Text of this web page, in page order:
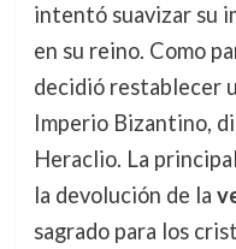
intentó suavizar su
en su reino. Como
decidió restablecer
Imperio Bizantino,
Heraclio. La
la devolución de la
sagrado para los